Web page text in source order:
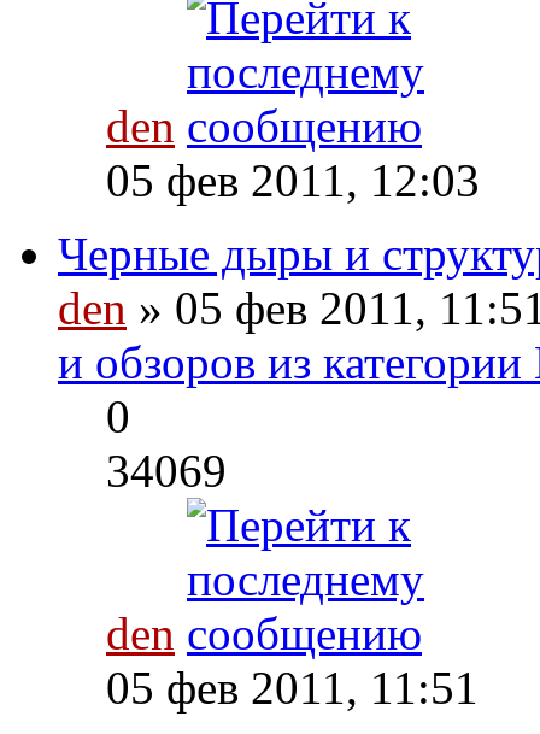
den
05 фев 2011, 12:03
Черные дыры и
den » 05 фев 2011,
и обзоров из
0
34069
den
05 фев 2011, 11:51